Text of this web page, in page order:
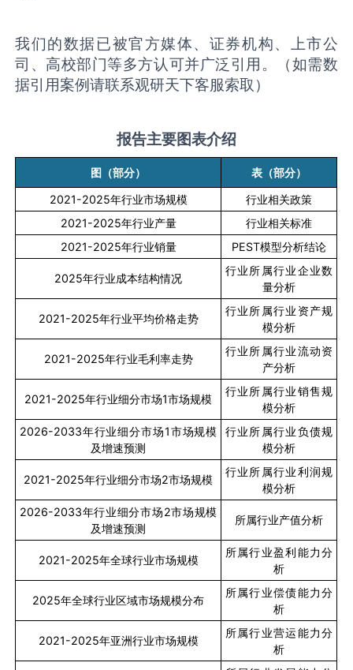
我们的数据已被官方媒体、证券机构、上市公
司、高校部门等多方认可并广泛引用。（如需数
据引用案例请联系观研天下客服索取）
报告主要图表介绍
图（部分）
表（部分）
2021-2025年行业市场规模
行业相关政策
2021-2025年行业产量
行业相关标准
2021-2025年行业销量 PEST模型分析结论
2025年行业成本结构情况
行业所属行业企业数
量分析
2021-2025年行业平均价格走势
行业所属行业资产规
模分析
2021-2025年行业毛利率走势
行业所属行业流动资
产分析
2021-2025年行业细分市场1市场规模
行业所属行业销售规
模分析
2026-2033年行业细分市场1市场规模
及增速预测
行业所属行业负债规
模分析
2021-2025年行业细分市场2市场规模
行业所属行业利润规
模分析
2026-2033年行业细分市场2市场规模
及增速预测
所属行业产值分析
2021-2025年全球行业市场规模
所属行业盈利能力分
析
2025年全球行业区域市场规模分布
所属行业偿债能力分
析
2021-2025年亚洲行业市场规模
所属行业营运能力分
析